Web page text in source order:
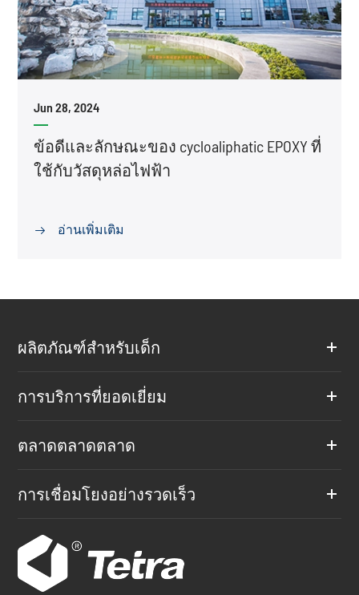
Jun 28, 2024
ข้อดีและลักษณะของ cycloaliphatic EPOXY ที่
ใช้กับวัสดุหล่อไฟฟ้า
 อ่านเพิ่มเติม
ผลิตภัณฑ์สำหรับเด็ก
การบริการที่ยอดเยี่ยม
ตลาดตลาดตลาด
การเชื่อมโยงอย่างรวดเร็ว